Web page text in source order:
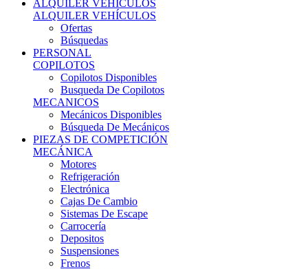
Cajas De Cambio
Sistemas De Escape
Carrocería
Depositos
Suspensiones
Frenos
Iluminación
Llantas
NEUMÁTICOS DE ASFALTO
Asfalto 13 O Menos
Asfalto 14p
Asfalto 15p
Asfalto 16p
Asfalto 17p
Asfalto >= 18p
NEUMÁTICOS DE TIERRA
Tierra 13 O Menos
Tierra 14p
Tierra >= 15p
Offroad Y 4x4
OTROS NEUMÁTICOS